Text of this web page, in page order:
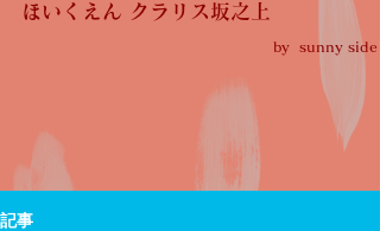
ほいくえん クラリス坂之上
by sunny side
記事